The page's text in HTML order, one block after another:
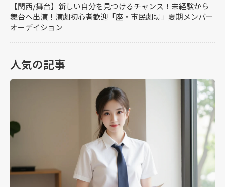
【関西/舞台】新しい自分を見つけるチャンス！未経験から
舞台へ出演！演劇初心者歓迎「座・市民劇場」夏期メンバー
オーデイション
人気の記事